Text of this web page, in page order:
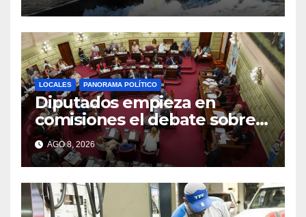
LOCALES PANORAMA POLÍTICO
Diputados empieza en
comisiones el debate sobre
el sistema electoral de Santa
FeAGO 8, 2026